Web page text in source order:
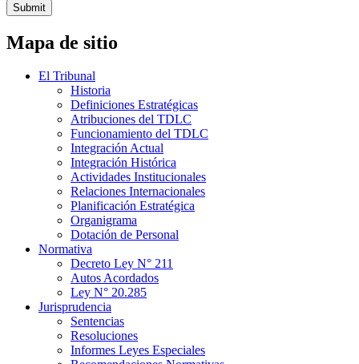
Submit
Mapa de sitio
El Tribunal
Historia
Definiciones Estratégicas
Atribuciones del TDLC
Funcionamiento del TDLC
Integración Actual
Integración Histórica
Actividades Institucionales
Relaciones Internacionales
Planificación Estratégica
Organigrama
Dotación de Personal
Normativa
Decreto Ley N° 211
Autos Acordados
Ley N° 20.285
Jurisprudencia
Sentencias
Resoluciones
Informes Leyes Especiales